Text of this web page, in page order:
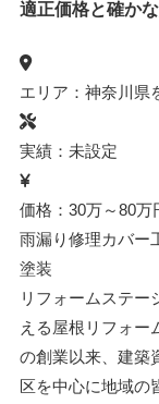
適正価格と確か
エリア：神奈川県
実績：未設定
価格：30万～80万
雨漏り修理カバー
塗装
リフォームステー
える屋根リフォー
の創業以来、建築
区を中心に地域の